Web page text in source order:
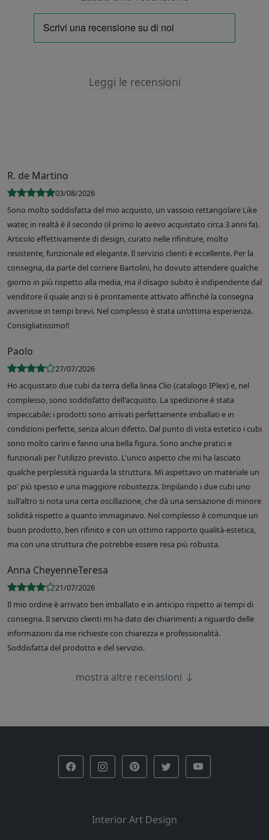
Leggi le recensioni
R. de Martino
03/08/2026
Sono molto soddisfatta del mio acquisto, un vassoio rettangolare Like
water, in realtà è il secondo (il primo lo avevo acquistato circa 3 anni fa).
Articolo effettivamente di design, curato nelle rifiniture, molto
resistente, funzionale ed elegante. Il servizio clienti è eccellente. Per la
consegna, da parte del corriere Bartolini, ho dovuto attendere qualche
giorno in più rispetto alla media, ma il disagio subito è indipendente dal
venditore il quale anzi si è prontamente attivato affinché la consegna
avvenisse in tempi brevi. Nel complesso è stata un’ottima esperienza.
Consigliatissimo!!
Paolo
27/07/2026
Ho acquistato due cubi da terra della linea Clio (catalogo IPlex) e, nel
complesso, sono soddisfatto dell'acquisto. La spedizione è stata
impeccabile: i prodotti sono arrivati perfettamente imballati e in
condizioni perfette, senza alcun difetto. Dal punto di vista estetico i cubi
sono molto carini e fanno una bella figura. Sono anche pratici e
funzionali per l'utilizzo previsto. L'unico aspetto che mi ha lasciato
qualche perplessità riguarda la struttura. Mi aspettavo un materiale un
po' più spesso e una maggiore robustezza. Impilando i due cubi uno
sull'altro si nota una certa oscillazione, che dà una sensazione di minore
solidità rispetto a quanto immaginavo. Nel complesso è comunque un
buon prodotto, ben rifinito e con un ottimo rapporto qualità-estetica,
ma con una struttura che potrebbe essere resa più robusta.
Anna CheyenneTeresa
21/07/2026
Il mio ordine è arrivato ben imballato e in anticipo rispetto ai tempi di
consegna. Il servizio clienti mi ha dato dei chiarimenti a riguardo delle
informazioni da me richieste con chiarezza e professionalità.
Soddisfatta del prodotto e del servizio.
mostra altre recensioni
Interior Art Design